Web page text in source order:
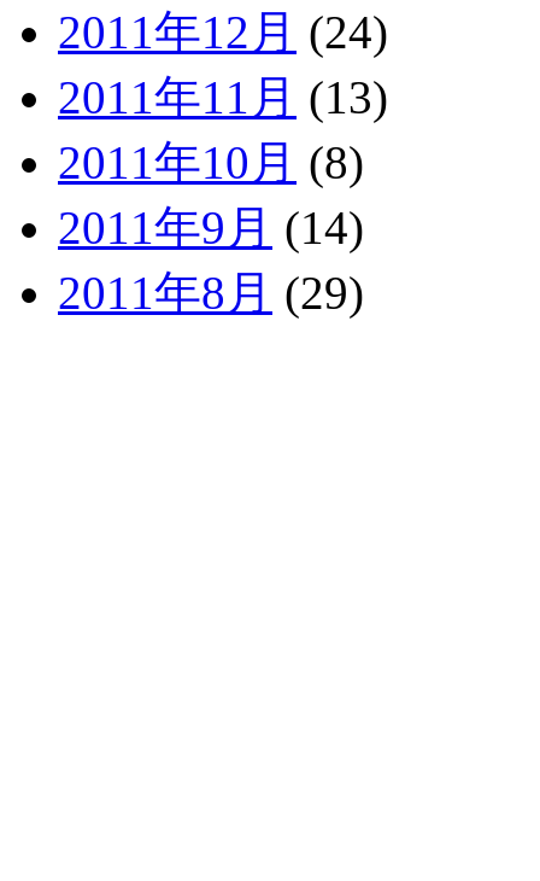
2011年12月 (24)
2011年11月 (13)
2011年10月 (8)
2011年9月 (14)
2011年8月 (29)